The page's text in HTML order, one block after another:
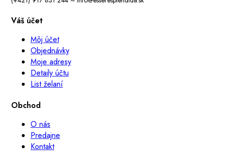
Váš účet
Môj účet
Objednávky
Moje adresy
Detaily účtu
List želaní
Obchod
O nás
Predajne
Kontakt